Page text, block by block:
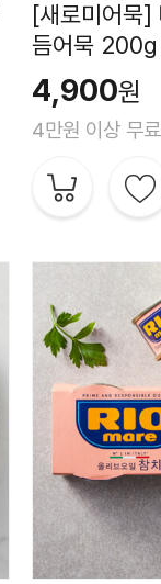
[새로미어묵
듬어묵 200g
4,900원
4만원 이상 무